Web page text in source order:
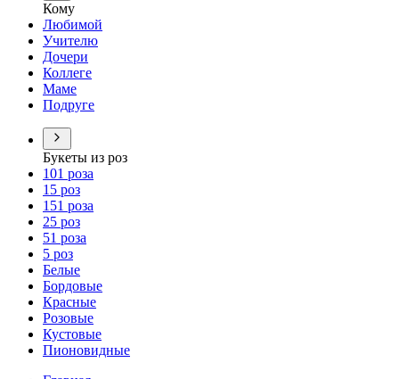
Кому
Любимой
Учителю
Дочери
Коллеге
Маме
Подруге
Букеты из роз
101 роза
15 роз
151 роза
25 роз
51 роза
5 роз
Белые
Бордовые
Красные
Розовые
Кустовые
Пионовидные